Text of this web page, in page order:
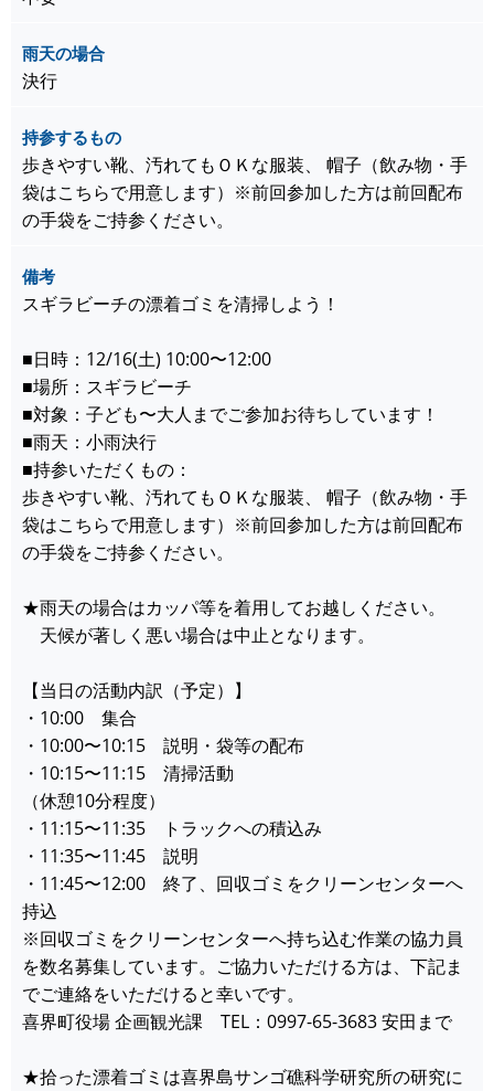
雨天の場合
決行
持参するもの
歩きやすい靴、汚れてもＯＫな服装、 帽子（飲み物・手
袋はこちらで用意します）※前回参加した方は前回配布
の手袋をご持参ください。
備考
スギラビーチの漂着ゴミを清掃しよう！
■日時：12/16(土) 10:00〜12:00
■場所：スギラビーチ
■対象：子ども〜大人までご参加お待ちしています！
■雨天：小雨決行
■持参いただくもの：
歩きやすい靴、汚れてもＯＫな服装、 帽子（飲み物・手
袋はこちらで用意します）※前回参加した方は前回配布
の手袋をご持参ください。
★雨天の場合はカッパ等を着用してお越しください。
天候が著しく悪い場合は中止となります。
【当日の活動内訳（予定）】
・10:00 集合
・10:00〜10:15 説明・袋等の配布
・10:15〜11:15 清掃活動
（休憩10分程度）
・11:15〜11:35 トラックへの積込み
・11:35〜11:45 説明
・11:45〜12:00 終了、回収ゴミをクリーンセンターへ
持込
※回収ゴミをクリーンセンターへ持ち込む作業の協力員
を数名募集しています。ご協力いただける方は、下記ま
でご連絡をいただけると幸いです。
喜界町役場 企画観光課 TEL：0997-65-3683 安田まで
★拾った漂着ゴミは喜界島サンゴ礁科学研究所の研究に